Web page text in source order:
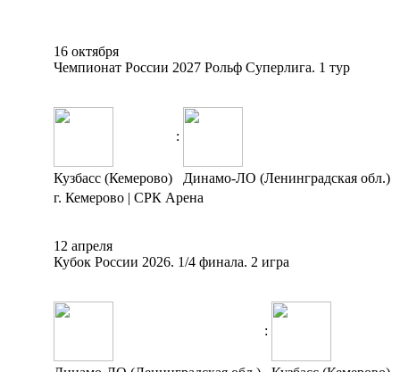
16 октября
Чемпионат России 2027 Рольф Суперлига. 1 тур
:
Кузбасс (Кемерово)
Динамо-ЛО (Ленинградская обл.)
г. Кемерово | СРК Арена
12 апреля
Кубок России 2026. 1/4 финала. 2 игра
: